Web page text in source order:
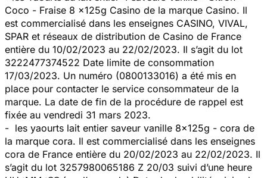
Coco - Fraise 8 x125g Casino de la marque Casino. Il
est commercialisé dans les enseignes CASINO, VIVAL,
SPAR et réseaux de distribution de Casino de France
entière du 10/02/2023 au 22/02/2023. Il s’agit du lot
3222477374522 Date limite de consommation
17/03/2023. Un numéro (0800133016) a été mis en
place pour contacter le service consommateur de la
marque. La date de fin de la procédure de rappel est
fixée au vendredi 31 mars 2023.
- les yaourts lait entier saveur vanille 8x125g - cora de
la marque cora. Il est commercialisé dans les enseignes
cora de France entière du 20/02/2023 au 22/02/2023. Il
s’agit du lot 3257980065186 Z 20/03 suivi d’une heure